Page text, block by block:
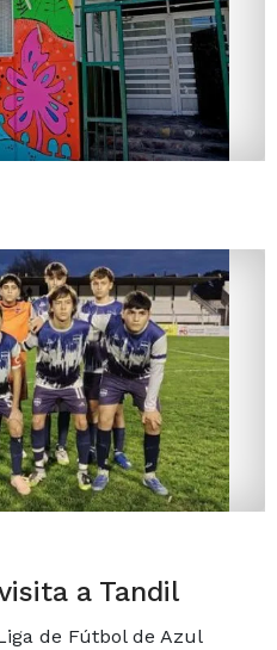
a Tandil
de Fútbol de Azul